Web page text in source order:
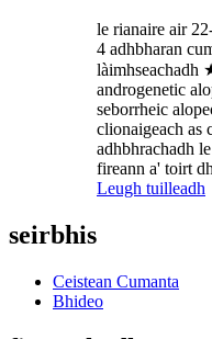
le rianaire air
4 adhbharan
làimhseachadh
androgenetic
seborrheic
clionaigeach as
adhbhrachadh
fireann a' toirt
Leugh tuilleadh
seirbhis
Ceistean Cumanta
Bhideo